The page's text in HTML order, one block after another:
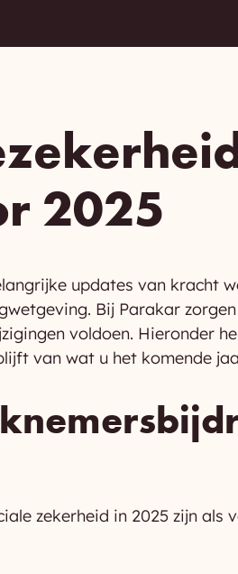
2025
updates van kracht
Bij Parakar
voldoen. Hieronder
van wat u het komende
zekerheid in 2025 zijn als